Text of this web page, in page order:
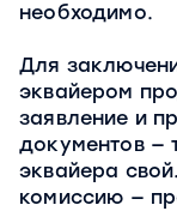
необходимо.
Для
эквайером
заявление и
документов —
эквайера
комиссию —